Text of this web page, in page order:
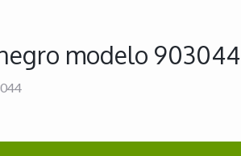
modelo 903044